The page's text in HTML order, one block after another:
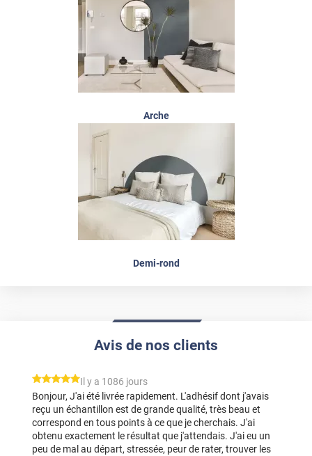
Arche
Demi-rond
Avis de nos clients
*****
Il y a 1086 jours
Bonjour, J'ai été livrée rapidement. L'adhésif dont j'avais
reçu un échantillon est de grande qualité, très beau et
correspond en tous points à ce que je cherchais. J'ai
obtenu exactement le résultat que j'attendais. J'ai eu un
peu de mal au départ, stressée, peur de rater, trouver les